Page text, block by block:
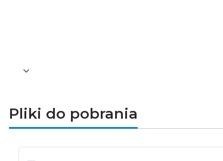
Pliki do pobrania